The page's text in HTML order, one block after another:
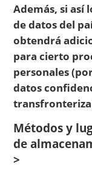
Además, si así
de datos del
obtendrá
para cierto
personales
datos
Métodos y
de
>